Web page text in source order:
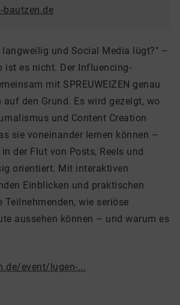
bautzen.de
und Social Media lügt?" –
ist es nicht. Der Influencing-
mit SPREUWEIZEN genau
auf den Grund. Es wird gezeigt, wo
und Content Creation
sie voneinander lernen können –
der Flut von Posts, Reels und
orientiert. Mit interaktiven
Einblicken und praktischen
wie seriöse
aussehen können – und warum es
event/lugen-...